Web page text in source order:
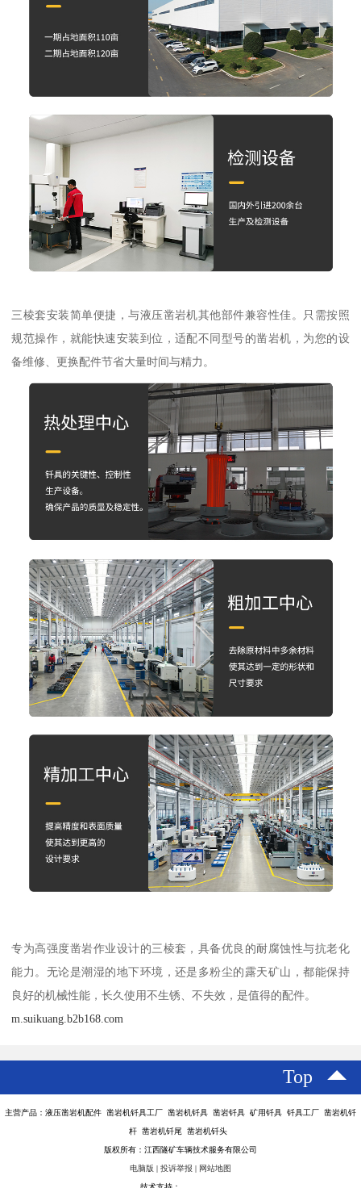
三棱套安装简单便捷，与液压凿岩机其他部件兼容性佳。只需按照
规范操作，就能快速安装到位，适配不同型号的凿岩机，为您的设
备维修、更换配件节省大量时间与精力。
专为高强度凿岩作业设计的三棱套，具备优良的耐腐蚀性与抗老化
能力。无论是潮湿的地下环境，还是多粉尘的露天矿山，都能保持
良好的机械性能，长久使用不生锈、不失效，是值得的配件。
m.suikuang.b2b168.com
Top
主营产品：液压凿岩机配件 凿岩机钎具工厂 凿岩机钎具 凿岩钎具 矿用钎具 钎具工厂 凿岩机钎
杆 凿岩机钎尾 凿岩机钎头
版权所有：江西隧矿车辆技术服务有限公司
电脑版 | 投诉举报 | 网站地图